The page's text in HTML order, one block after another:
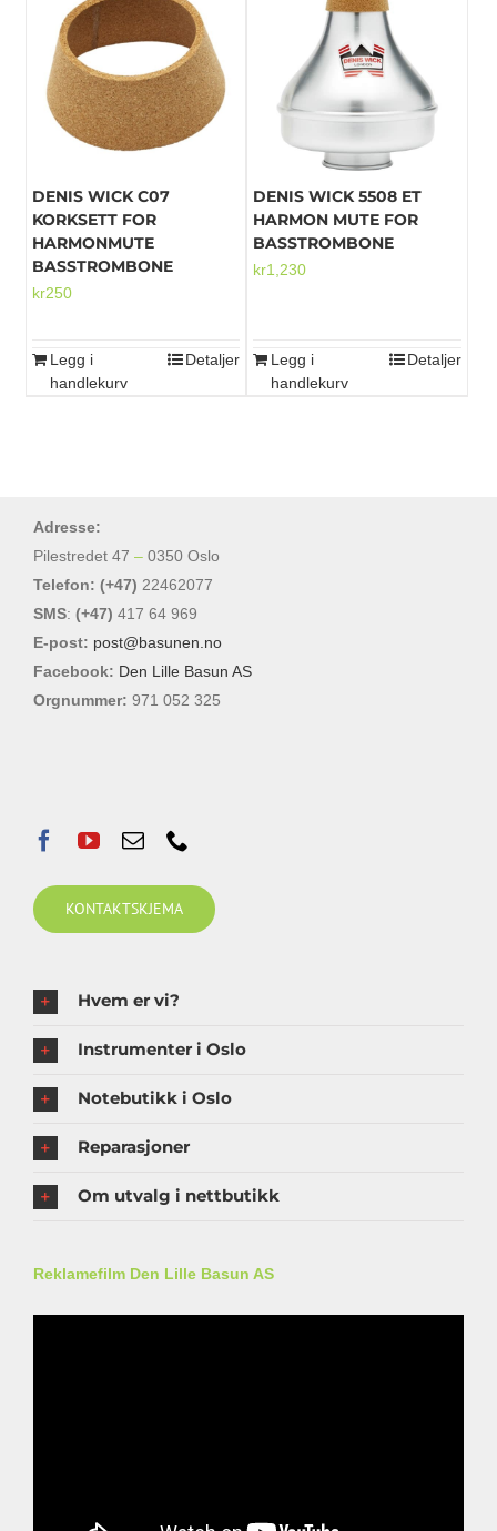
Diverse tilbehør
Mikrofoner
DENIS WICK C07
KORKSETT FOR
HARMONMUTE
BASSTROMBONE
kr250
Legg i
handlekurv
Detaljer
DENIS WICK 5508 ET
HARMON MUTE FOR
BASSTROMBONE
kr1,230
Legg i
handlekurv
Detaljer
Adresse:
Pilestredet 47 – 0350 Oslo
Telefon: (+47) 22462077
SMS: (+47) 417 64 969
E-post: post@basunen.no
Facebook: Den Lille Basun AS
Orgnummer: 971 052 325
KONTAKTSKJEMA
Hvem er vi?
Instrumenter i Oslo
Notebutikk i Oslo
Reparasjoner
Om utvalg i nettbutikk
Reklamefilm Den Lille Basun AS